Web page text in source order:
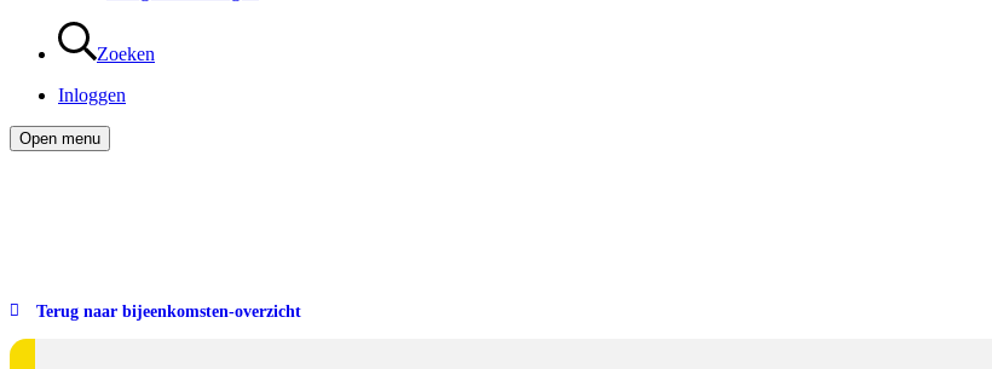
Zoeken
Inloggen
Open menu
Terug naar bijeenkomsten-overzicht